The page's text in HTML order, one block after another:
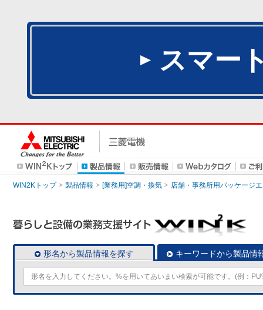
スマー
WIN2Kトップ 製品情報 [業務用]空調・換気 店舗・事務所用パッケージ
形名から製品情報を探す キーワードから製品情